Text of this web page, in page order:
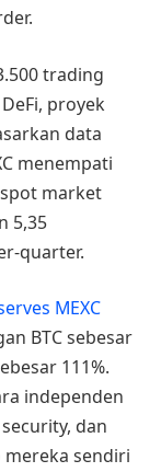
trading
proyek
data
menempati
market
5,35
quarter.
MEXC
BTC sebesar
111%.
independen
dan
sendiri